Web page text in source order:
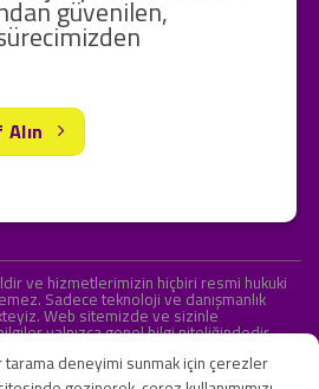
güvenilen,
ve hizmetlerimizin hiçbiri resmi hukuki
Sadece teknoloji ve danışmanlık
Web sitemizde ve sizinle
yalnızca genel bilgi niteliğindedir.
tarama deneyimi sunmak için çerezler